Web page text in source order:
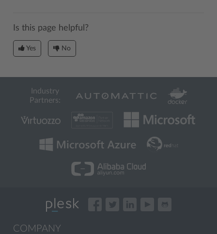
Is this page helpful?
Yes No
Industry
Partners:
COMPANY